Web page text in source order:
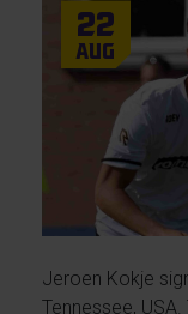
22
Aug
Jeroen Kokje
Tennessee,